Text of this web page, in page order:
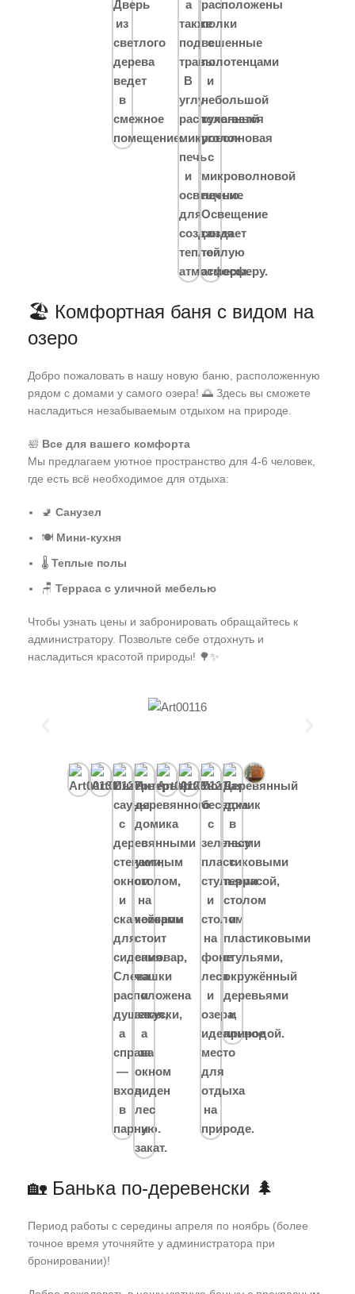
🏖️ Комфортная баня с видом на
озеро
Добро пожаловать в нашу новую баню, расположенную
рядом с домами у самого озера! 🌅 Здесь вы сможете
насладиться незабываемым отдыхом на природе.
🛀 Все для вашего комфорта
Мы предлагаем уютное пространство для 4-6 человек,
где есть всё необходимое для отдыха:
🚽 Санузел
🍽️ Мини-кухня
🌡️ Теплые полы
🪑 Терраса с уличной мебелью
Чтобы узнать цены и забронировать обращайтесь к
администратору. Позвольте себе отдохнуть и
насладиться красотой природы! 🌳✨
🏡 Банька по-деревенски 🌲
Период работы с середины апреля по ноябрь (более
точное время уточняйте у администратора при
бронировании)!